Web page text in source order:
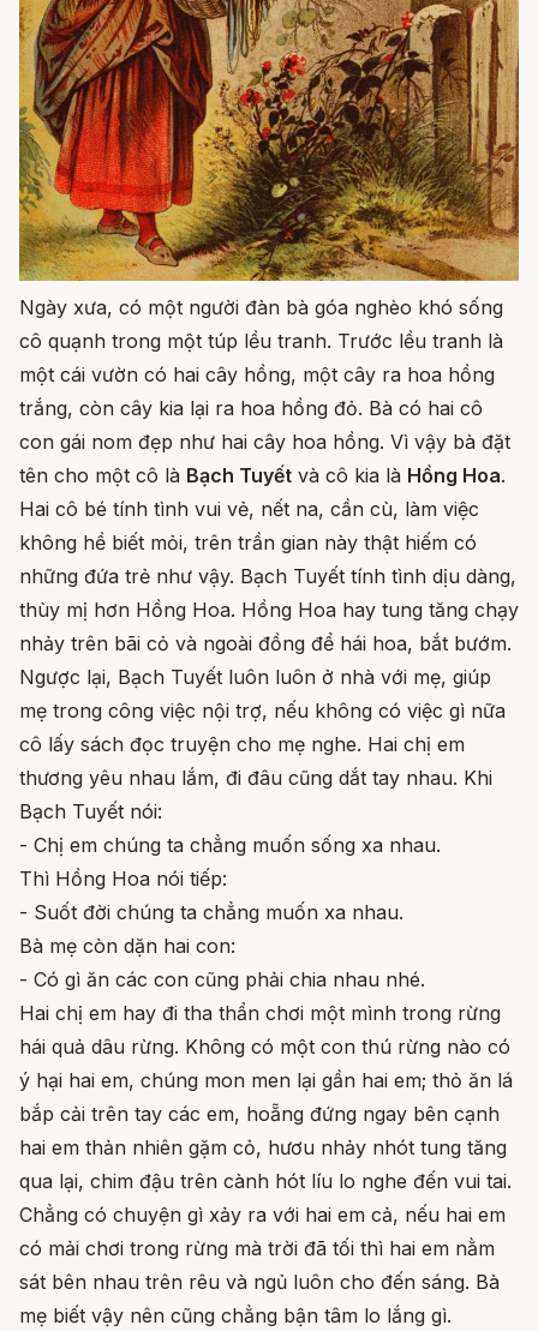
Ngày xưa, có một người đàn bà góa nghèo khó sống
cô quạnh trong một túp lều tranh. Trước lều tranh là
một cái vườn có hai cây hồng, một cây ra hoa hồng
trắng, còn cây kia lại ra hoa hồng đỏ. Bà có hai cô
con gái nom đẹp như hai cây hoa hồng. Vì vậy bà đặt
tên cho một cô là Bạch Tuyết và cô kia là Hồng Hoa.
Hai cô bé tính tình vui vẻ, nết na, cần cù, làm việc
không hề biết mỏi, trên trần gian này thật hiếm có
những đứa trẻ như vậy. Bạch Tuyết tính tình dịu dàng,
thùy mị hơn Hồng Hoa. Hồng Hoa hay tung tăng chạy
nhảy trên bãi cỏ và ngoài đồng để hái hoa, bắt bướm.
Ngược lại, Bạch Tuyết luôn luôn ở nhà với mẹ, giúp
mẹ trong công việc nội trợ, nếu không có việc gì nữa
cô lấy sách đọc truyện cho mẹ nghe. Hai chị em
thương yêu nhau lắm, đi đâu cũng dắt tay nhau. Khi
Bạch Tuyết nói:
- Chị em chúng ta chẳng muốn sống xa nhau.
Thì Hồng Hoa nói tiếp:
- Suốt đời chúng ta chẳng muốn xa nhau.
Bà mẹ còn dặn hai con:
- Có gì ăn các con cũng phải chia nhau nhé.
Hai chị em hay đi tha thẩn chơi một mình trong rừng
hái quả dâu rừng. Không có một con thú rừng nào có
ý hại hai em, chúng mon men lại gần hai em; thỏ ăn lá
bắp cải trên tay các em, hoẵng đứng ngay bên cạnh
hai em thản nhiên gặm cỏ, hươu nhảy nhót tung tăng
qua lại, chim đậu trên cành hót líu lo nghe đến vui tai.
Chẳng có chuyện gì xảy ra với hai em cả, nếu hai em
có mải chơi trong rừng mà trời đã tối thì hai em nằm
sát bên nhau trên rêu và ngủ luôn cho đến sáng. Bà
mẹ biết vậy nên cũng chẳng bận tâm lo lắng gì.